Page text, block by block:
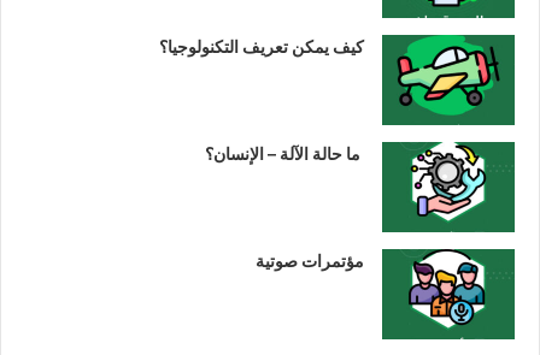
كيف يمكن تعريف التكنولوجيا؟
ما حالة الآلة – الإنسان؟
مؤتمرات صوتية